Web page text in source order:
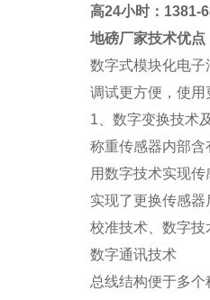
高24小时：1381-
地磅厂家技术优点
数字式模块化电
调试更方便，使用
1 、数字变换技术
称重传感器内部含
用数字技术实现
实现了更换传感
校准技术、数字
数字通讯技术
总线结构便于多